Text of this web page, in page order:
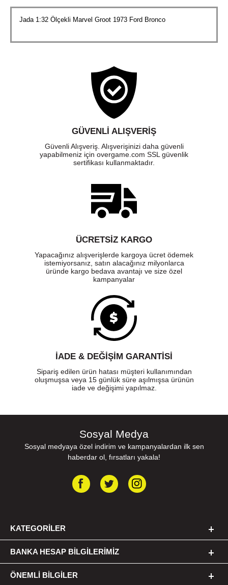
Jada 1:32 Ölçekli Marvel Groot 1973 Ford Bronco
GÜVENLI ALIŞVERIŞ
Güvenli Alışveriş. Alışverişinizi daha güvenli
yapabilmeniz için overgame.com SSL güvenlik
sertifikası kullanmaktadır.
ÜCRETSIZ KARGO
Yapacağınız alışverişlerde kargoya ücret ödemek
istemiyorsanız, satın alacağınız milyonlarca
üründe kargo bedava avantajı ve size özel
kampanyalar
İADE & DEĞİŞİM GARANTİSİ
Sipariş edilen ürün hatası müşteri kullanımından
oluşmuşsa veya 15 günlük süre aşılmışsa ürünün
iade ve değişimi yapılmaz.
Sosyal Medya
Sosyal medyaya özel indirim ve kampanyalardan ilk sen
haberdar ol, fırsatları yakala!
KATEGORILER
BANKA HESAP BILGILERIMIZ
ÖNEMLI BILGILER